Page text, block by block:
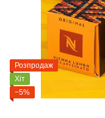
Розпродаж
Хіт
−5%